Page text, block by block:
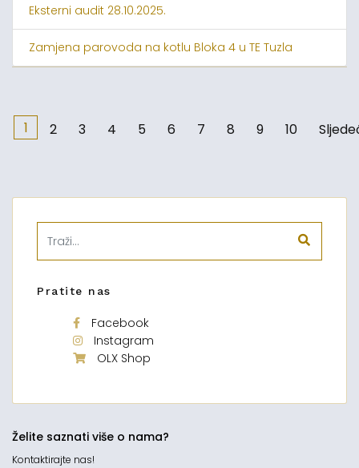
Eksterni audit 28.10.2025.
Zamjena parovoda na kotlu Bloka 4 u TE Tuzla
1 2 3 4 5 6 7 8 9 10
Pratite nas
Facebook
Instagram
OLX Shop
Želite saznati više o nama?
Kontaktirajte nas!